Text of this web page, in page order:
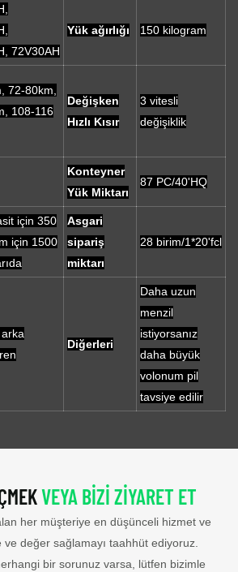
72V30AH
Yük ağırlığı 150 kilogram
72-80km,
108-116
Değişken
Hızlı Kısır
3 vitesli
değişiklik
Konteyner
Yük Miktarı
87 PC/40'HQ
için 350
için 1500
Asgari
sipariş
miktarı
28 birim/1*20'fcl
Diğerleri
Daha uzun
menzil
istiyorsanız
daha büyük
volonum pil
tavsiye edilir
VEYA BIZI ZIYARET ET
her müşteriye en düşünceli hizmet ve
değer sağlamayı taahhüt ediyoruz.
bir sorunuz varsa, lütfen bizimle